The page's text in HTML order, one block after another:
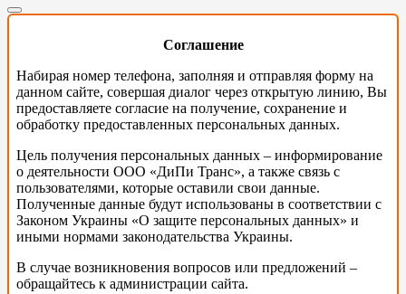
Соглашение
Набирая номер телефона, заполняя и отправляя форму на
данном сайте, совершая диалог через открытую линию, Вы
предоставляете согласие на получение, сохранение и
обработку предоставленных персональных данных.
Цель получения персональных данных – информирование
о деятельности ООО «ДиПи Транс», а также связь с
пользователями, которые оставили свои данные.
Полученные данные будут использованы в соответствии с
Законом Украины «О защите персональных данных» и
иными нормами законодательства Украины.
В случае возникновения вопросов или предложений –
обращайтесь к администрации сайта.